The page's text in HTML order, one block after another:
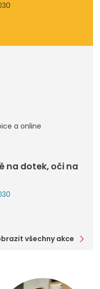
a online
na dotek, oči na
všechny akce